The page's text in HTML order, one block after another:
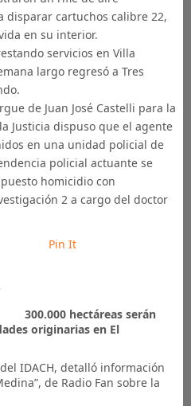
disparar cartuchos calibre 22,
en su interior.
servicios en Villa
largo regresó a Tres
de Juan José Castelli para la
Justicia dispuso que el agente
en una unidad policial de
policial actuante se
homicidio con
2 a cargo del doctor
Pin It
300.000 hectáreas serán
originarias en El
IDACH, detalló información
de Radio Fan sobre la